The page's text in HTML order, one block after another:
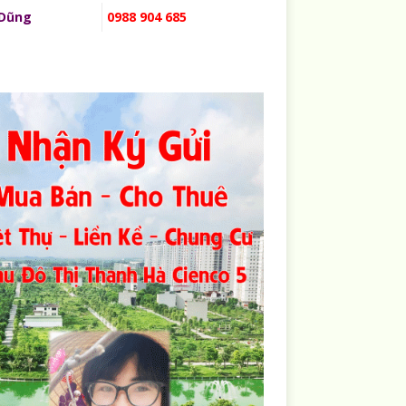
0988 904 685